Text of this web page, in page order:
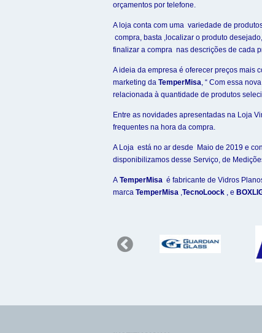
orçamentos por telefone.
A loja conta com uma variedade de
compra, basta ,localizar o produto
finalizar a compra nas descrições de cada
A ideia da empresa é oferecer preços mais
marketing da TemperMisa, “ Com essa
relacionada à quantidade de produtos
Entre as novidades apresentadas na Loja
frequentes na hora da compra.
A Loja está no ar desde Maio de 2019 e
disponibilizamos desse Serviço, de
A TemperMisa é fabricante de Vidros
marca TemperMisa ,TecnoLoock , e